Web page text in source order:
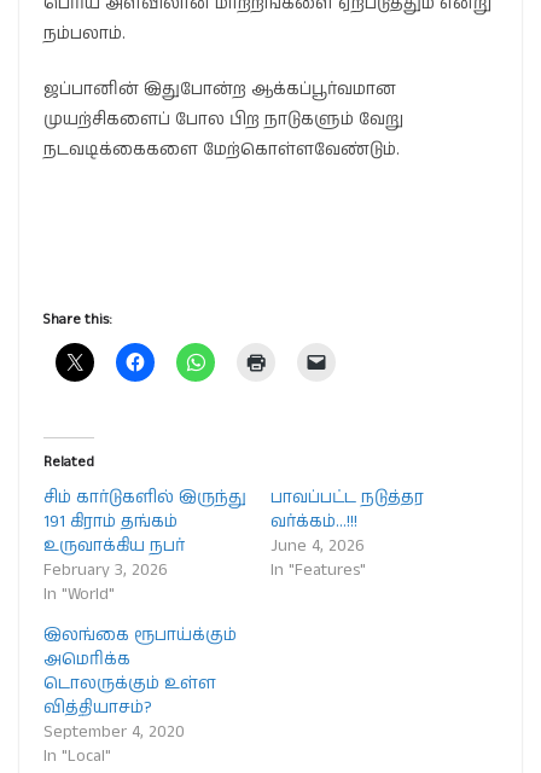
நம்பலாம்.
ஜப்பானின் இதுபோன்ற ஆக்கப்பூர்வமான
முயற்சிகளைப் போல பிற நாடுகளும் வேறு
நடவடிக்கைகளை மேற்கொள்ளவேண்டும்.
Share this:
Related
சிம் கார்டுகளில் இருந்து
191 கிராம் தங்கம்
உருவாக்கிய நபர்
February 3, 2026
In "World"
பாவப்பட்ட நடுத்தர
வர்க்கம்…!!!
June 4, 2026
In "Features"
இலங்கை ரூபாய்க்கும்
அமெரிக்க
டொலருக்கும் உள்ள
வித்தியாசம்?
September 4, 2020
In "Local"